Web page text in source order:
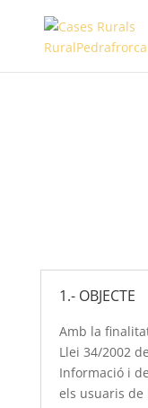
1.- OBJECTE
Amb la
Llei 34/2002
Informació i
els usuaris de